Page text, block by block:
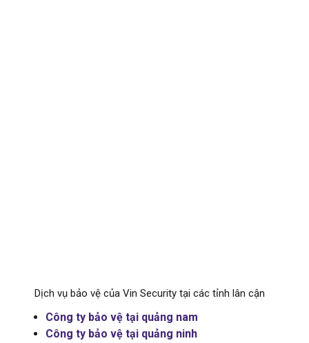
Dịch vụ bảo vệ của Vin Security tại các tỉnh lân cận
Công ty bảo vệ tại quảng nam
Công ty bảo vệ tại quảng ninh